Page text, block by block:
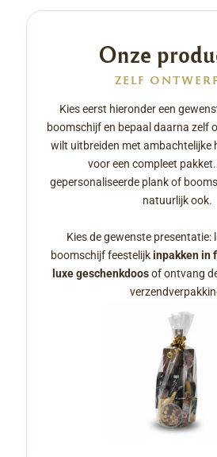
Onze
ZELF
Kies eerst hieronder een
boomschijf en bepaal daarna zelf
wilt uitbreiden met ambachtelijke
voor een compleet pakket.
gepersonaliseerde plank of
natuurlijk ook.
Kies de gewenste presentatie:
boomschijf feestelijkinpakken in
luxe geschenkdoosof ontvang